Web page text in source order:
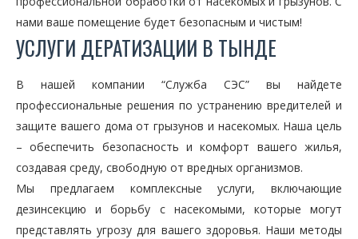
нами ваше помещение будет безопасным и чистым!
УСЛУГИ ДЕРАТИЗАЦИИ В ТЫНДЕ
В нашей компании “Служба СЭС” вы найдете
профессиональные решения по устранению вредителей и
защите вашего дома от грызунов и насекомых. Наша цель
– обеспечить безопасность и комфорт вашего жилья,
создавая среду, свободную от вредных организмов.
Мы предлагаем комплексные услуги, включающие
дезинсекцию и борьбу с насекомыми, которые могут
представлять угрозу для вашего здоровья. Наши методы